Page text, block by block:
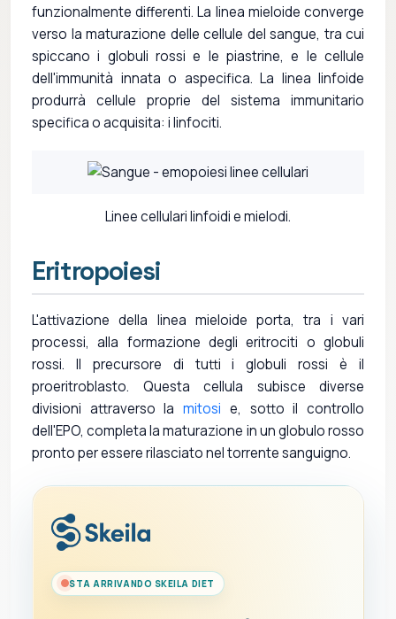
funzionalmente differenti. La linea mieloide converge
verso la maturazione delle cellule del sangue, tra cui
spiccano i globuli rossi e le piastrine, e le cellule
dell'immunità innata o aspecifica. La linea linfoide
produrrà cellule proprie del sistema immunitario
specifica o acquisita: i linfociti.
Linee cellulari linfoidi e mielodi.
Eritropoiesi
L'attivazione della linea mieloide porta, tra i vari
processi, alla formazione degli eritrociti o globuli
rossi. Il precursore di tutti i globuli rossi è il
proeritroblasto. Questa cellula subisce diverse
divisioni attraverso lamitosi e, sotto il controllo
dell'EPO, completa la maturazione in un globulo rosso
pronto per essere rilasciato nel torrente sanguigno.
STA ARRIVANDO SKEILA DIET